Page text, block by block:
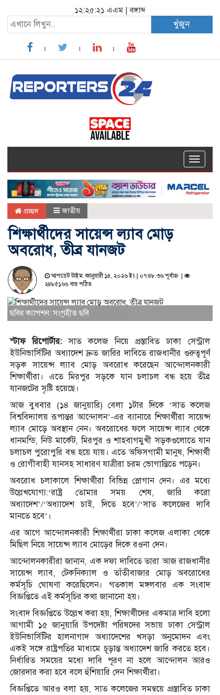
১২:২৫:২২ এএম |বঙ্গাব্দ
খুঁজুন
Toggle
প্রচ্ছদ জাতীয়
শিক্ষার্থীদের সায়েন্স ল্যাব মোড়
অবরোধ, তীব্র যানজট
আপডেট টাইম: জানুয়ারী ১৪, ২০২৬ ইং | ০৭:৪৮:৩৬:পূর্বাহ্ন |
২৪৮৫১৬৬ বার পঠিত
ছবির ক্যাপশন: সংগৃহীত ছবি
স্টাফ রিপোর্টার:সাত কলেজ নিয়ে প্রস্তাবিত ঢাকা সেন্ট্রাল
ইউনিভার্সিটির অধ্যাদেশ দ্রুত জারির দাবিতে রাজধানীর গুরুত্বপূর্ণ
সড়ক সায়েন্স ল্যাব মোড় অবরোধ করেছেন আন্দোলনকারী
শিক্ষার্থীরা। এতে মিরপুর সড়কে যান চলাচল বন্ধ হয়ে তীব্র
যানজটের সৃষ্টি হয়েছে।
আজ বুধবার (১৪ জানুয়ারি) বেলা ১টার দিকে ‘সাত কলেজ
বিশ্ববিদ্যালয় রূপান্তর আন্দোলন’-এর ব্যানারে শিক্ষার্থীরা সায়েন্স
ল্যাব মোড়ে অবস্থান নেন। অবরোধের ফলে সায়েন্স ল্যাব থেকে
ধানমন্ডি, নিউ মার্কেট, মিরপুর ও শাহবাগমুখী সড়কগুলোতে যান
চলাচল পুরোপুরি বন্ধ হয়ে যায়। এতে অফিসগামী মানুষ, শিক্ষার্থী
ও রোগীবাহী যানসহ সাধারণ যাত্রীরা চরম ভোগান্তিতে পড়েন।
অবরোধ চলাকালে শিক্ষার্থীরা বিভিন্ন স্লোগান দেন। এর মধ্যে
উল্লেখযোগ্য:‘রাষ্ট্র তোমার সময় শেষ, জারি করো
অধ্যাদেশ’/‘অধ্যাদেশ চাই, দিতে হবে’/‘সাত কলেজের দাবি
মানতে হবে’।
এর আগে আন্দোলনকারী শিক্ষার্থীরা ঢাকা কলেজ এলাকা থেকে
মিছিল নিয়ে সায়েন্স ল্যাব মোড়ের দিকে রওনা দেন।
আন্দোলনকারীরা জানান, এক দফা দাবিতে তারা আজ রাজধানীর
সায়েন্স ল্যাব, টেকনিক্যাল ও তাঁতীবাজার মোড় অবরোধের
কর্মসূচি ঘোষণা করেছিলেন। গতকাল মঙ্গলবার এক সংবাদ
বিজ্ঞপ্তিতে এই কর্মসূচির কথা জানানো হয়।
সংবাদ বিজ্ঞপ্তিতে উল্লেখ করা হয়, শিক্ষার্থীদের একমাত্র দাবি হলো
আগামী ১৫ জানুয়ারি উপদেষ্টা পরিষদের সভায় ঢাকা সেন্ট্রাল
ইউনিভার্সিটির হালনাগাদ অধ্যাদেশের খসড়া অনুমোদন এবং
একই সঙ্গে রাষ্ট্রপতির মাধ্যমে চূড়ান্ত অধ্যাদেশ জারি করতে হবে।
নির্ধারিত সময়ের মধ্যে দাবি পূরণ না হলে আন্দোলন আরও
জোরদার করা হবে বলে হুঁশিয়ারি দেন শিক্ষার্থীরা।
বিজ্ঞপ্তিতে আরও বলা হয়, সাত কলেজের সমন্বয়ে প্রস্তাবিত ঢাকা